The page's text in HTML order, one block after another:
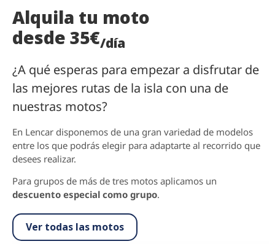
Alquila tu moto
desde 35€/día
¿A qué esperas para empezar a disfrutar de
las mejores rutas de la isla con una de
nuestras motos?
En Lencar disponemos de una gran variedad de modelos
entre los que podrás elegir para adaptarte al recorrido que
desees realizar.
Para grupos de más de tres motos aplicamos un
descuento especial como grupo.
Ver todas las motos